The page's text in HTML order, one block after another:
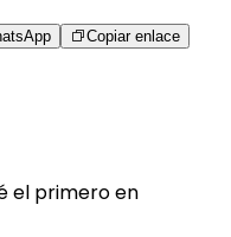
Copiar enlace
el primero en